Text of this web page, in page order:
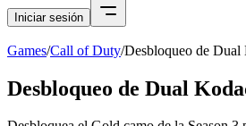
Iniciar sesión
Games/Call of Duty/Desbloqueo de Dual
Desbloqueo de Dual